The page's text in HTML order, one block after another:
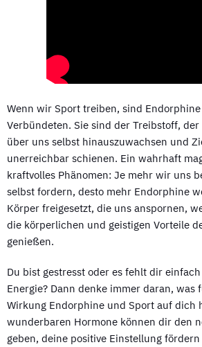
Wenn wir Sport treiben, sind
Verbündeten. Sie sind der Treibstoff,
über uns selbst hinauszuwachsen und
unerreichbar schienen. Ein wahrhaft
kraftvolles Phänomen: Je mehr wir uns
selbst fordern, desto mehr Endorphine
Körper freigesetzt, die uns anspornen,
die körperlichen und geistigen Vorteile
genießen.
Du bist gestresst oder es fehlt dir
Energie? Dann denke immer daran,
Wirkung Endorphine und Sport auf dich
wunderbaren Hormone können dir den
geben, deine positive Einstellung